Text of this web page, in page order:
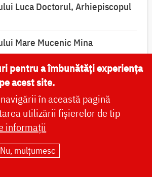
Luca Doctorul, Arhiepiscopul
Mare Mucenic Mina
Sfințit Mucenic Ciprian,
blesteme și de toată lucrarea
pentru a îmbunătăți experiența
acest site.
în această pagină
utilizării fișierelor de tip
informații
Nu, mulțumesc